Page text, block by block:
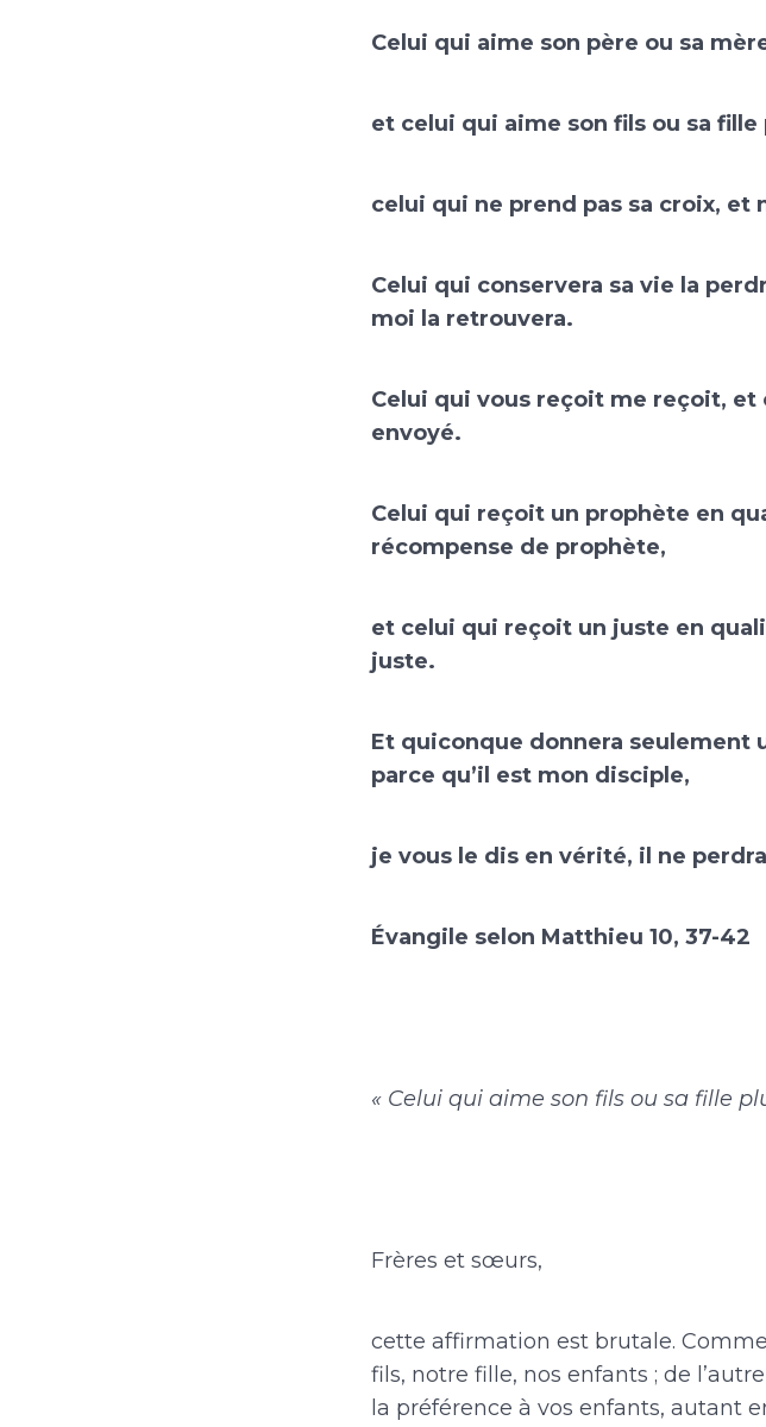
Celui qui aime son père ou sa
et celui qui aime son fils ou sa
celui qui ne prend pas sa croix, et
Celui qui conservera sa vie la
moi la retrouvera.
Celui qui vous reçoit me reçoit,
envoyé.
Celui qui reçoit un prophète en
récompense de prophète,
et celui qui reçoit un juste en
juste.
Et quiconque donnera seulement
parce qu’il est mon disciple,
je vous le dis en vérité, il ne
Évangile selon Matthieu 10, 37-42
« Celui qui aime son fils ou sa fille
Frères et sœurs,
cette affirmation est brutale.
fils, notre fille, nos enfants ; de
la préférence à vos enfants, autant